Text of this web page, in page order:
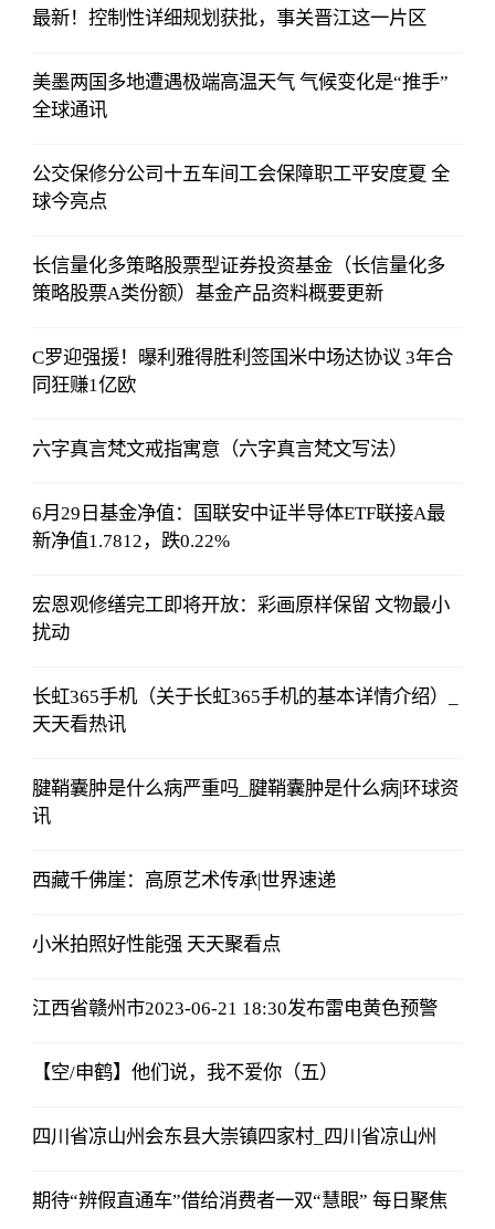
最新！控制性详细规划获批，事关晋江这一片区
美墨两国多地遭遇极端高温天气 气候变化是“推手”
全球通讯
公交保修分公司十五车间工会保障职工平安度夏 全
球今亮点
长信量化多策略股票型证券投资基金（长信量化多
策略股票A类份额）基金产品资料概要更新
C罗迎强援！曝利雅得胜利签国米中场达协议 3年合
同狂赚1亿欧
六字真言梵文戒指寓意（六字真言梵文写法）
6月29日基金净值：国联安中证半导体ETF联接A最
新净值1.7812，跌0.22%
宏恩观修缮完工即将开放：彩画原样保留 文物最小
扰动
长虹365手机（关于长虹365手机的基本详情介绍）_
天天看热讯
腱鞘囊肿是什么病严重吗_腱鞘囊肿是什么病|环球资
讯
西藏千佛崖：高原艺术传承|世界速递
小米拍照好性能强 天天聚看点
江西省赣州市2023-06-21 18:30发布雷电黄色预警
【空/申鹤】他们说，我不爱你（五）
四川省凉山州会东县大崇镇四家村_四川省凉山州
期待“辨假直通车”借给消费者一双“慧眼” 每日聚焦